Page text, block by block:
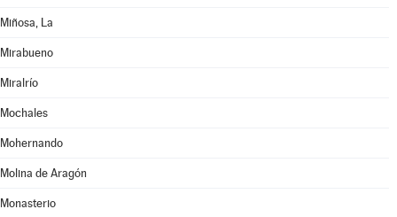
Miñosa, La
Mirabueno
Miralrío
Mochales
Mohernando
Molina de Aragón
Monasterio